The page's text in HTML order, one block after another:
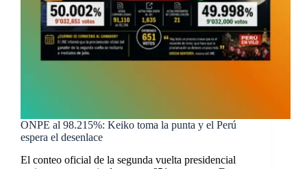
ONPE al 98.215%: Keiko toma la punta y el Perú
espera el desenlace
El conteo oficial de la segunda vuelta presidencial